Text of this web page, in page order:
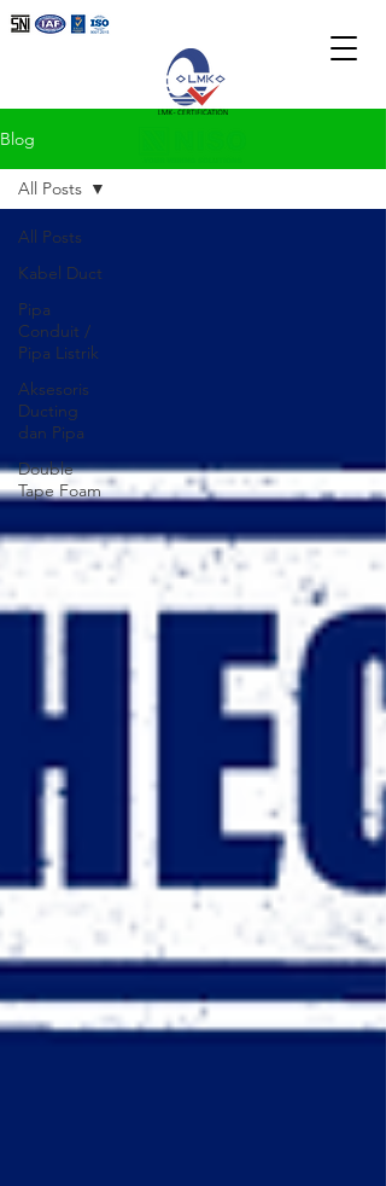
Blog
All Posts
Kabel Duct
Pipa
Conduit /
Pipa Listrik
Aksesoris
Ducting
dan Pipa
Double
Tape Foam
All Posts